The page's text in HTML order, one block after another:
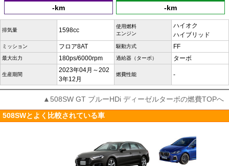
-km -km
排気量 1598cc
使用燃料
エンジン
ハイオク
ハイブリッド
ミッション フロア8AT 駆動方式 FF
最大出力 180ps/6000rpm 過給器（ターボ） ターボ
生産期間
2023年04月～202
3年12月
燃費性能 -
▲508SW GT ブルーHDi ディーゼルターボの燃費TOPへ
508SWとよく比較されている車